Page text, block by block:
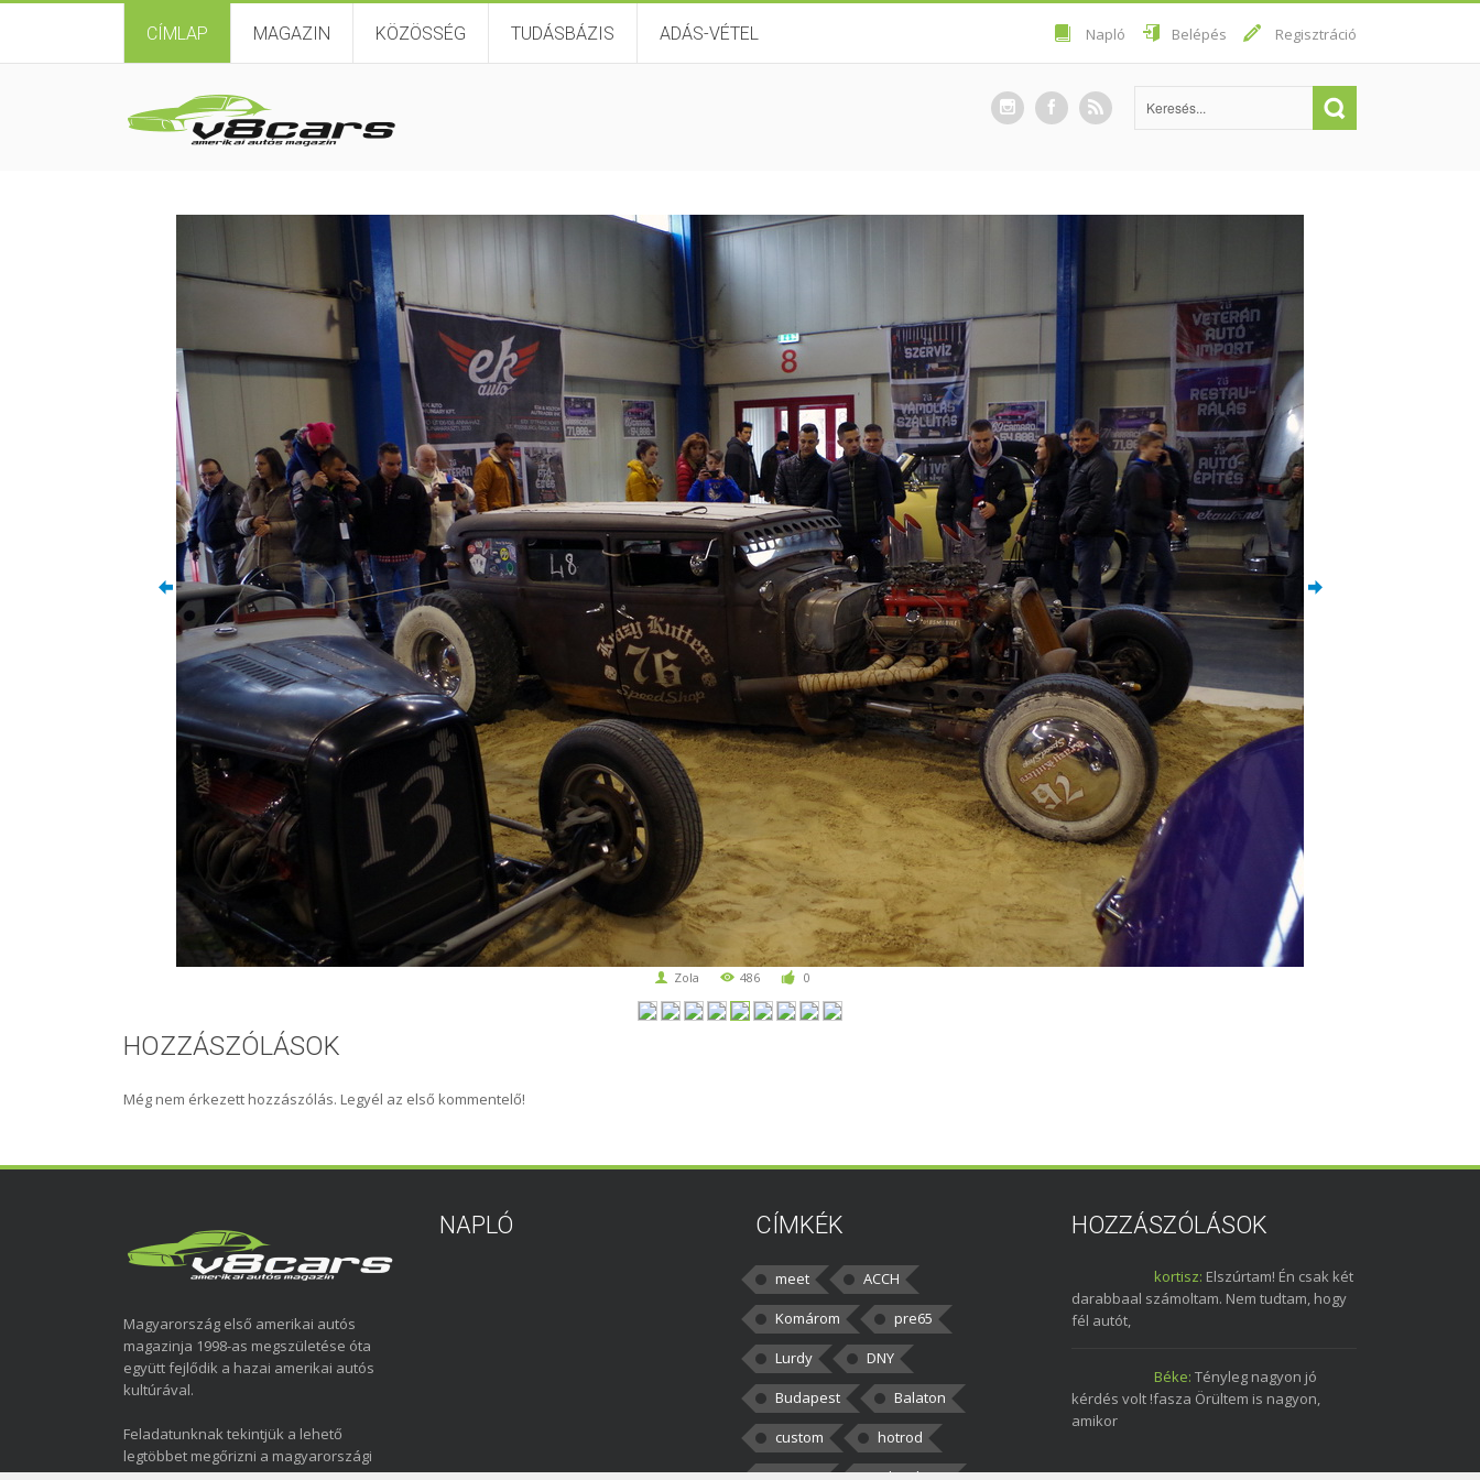
CÍMLAP MAGAZIN KÖZÖSSÉG TUDÁSBÁZIS ADÁS-VÉTEL Napló Belépés Regisztráció
Zola 486 0
HOZZÁSZÓLÁSOK
Még nem érkezett hozzászólás. Legyél az első kommentelő!
Magyarország első amerikai autós
magazinja 1998-as megszületése óta
együtt fejlődik a hazai amerikai autós
kultúrával.
Feladatunknak tekintjük a lehető
legtöbbet megőrizni a magyarországi
NAPLÓ CÍMKÉK
meet
ACCH
Komárom
pre65
Lurdy
DNY
Budapest
Balaton
custom
hotrod
HOZZÁSZÓLÁSOK
kortisz: Elszúrtam! Én csak két
darabbaal számoltam. Nem tudtam, hogy
fél autót,
Béke: Tényleg nagyon jó
kérdés volt !fasza Örültem is nagyon,
amikor